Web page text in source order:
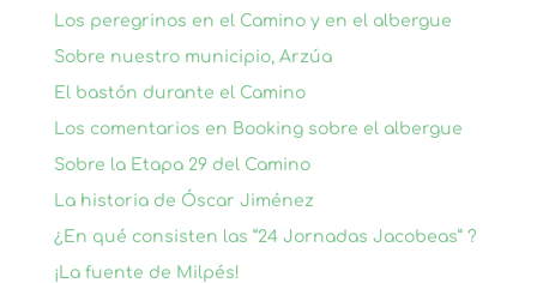
Los peregrinos en el Camino y en el albergue
Sobre nuestro municipio, Arzúa
El bastón durante el Camino
Los comentarios en Booking sobre el albergue
Sobre la Etapa 29 del Camino
La historia de Óscar Jiménez
¿En qué consisten las “24 Jornadas Jacobeas” ?
¡La fuente de Milpés!